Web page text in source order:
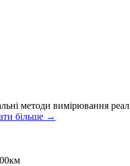
методи вимірювання
більше →